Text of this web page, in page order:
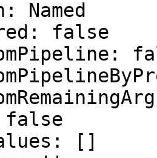
false
[]